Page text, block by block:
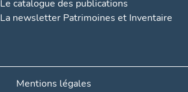
Le catalogue des publications
La newsletter Patrimoines et Inventaire
Mentions légales